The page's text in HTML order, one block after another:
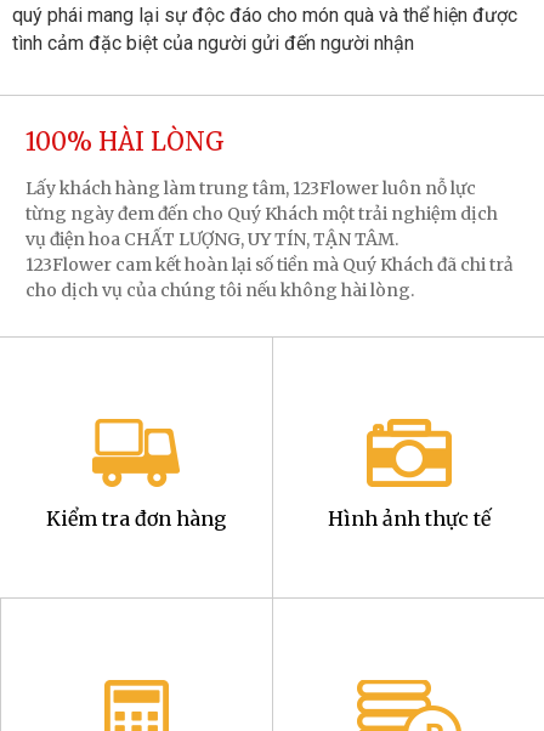
quý phái mang lại sự độc đáo cho món quà và thể hiện được
tình cảm đặc biệt của người gửi đến người nhận
100% HÀI LÒNG
Lấy khách hàng làm trung tâm, 123Flower luôn nỗ lực
từng ngày đem đến cho Quý Khách một trải nghiệm dịch
vụ điện hoa CHẤT LƯỢNG, UY TÍN, TẬN TÂM.
123Flower cam kết hoàn lại số tiền mà Quý Khách đã chi trả
cho dịch vụ của chúng tôi nếu không hài lòng.
Kiểm tra đơn hàng Hình ảnh thực tế